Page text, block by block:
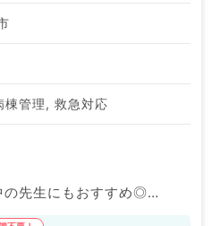
棟管理, 救急対応
の先生にもおすすめ◎
病院でのご勤務です。